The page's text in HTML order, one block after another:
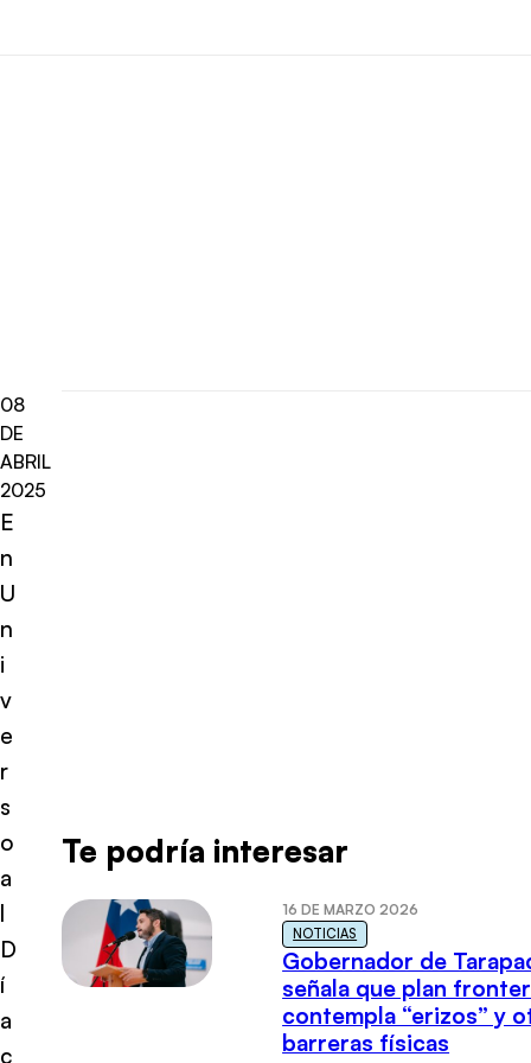
08
DE
ABRIL
2025
E
n
U
n
i
v
e
r
s
o
a
l
D
í
a
c
Te podría interesar
16 DE MARZO 2026
NOTICIAS
Gobernador de
señala que plan
contempla “erizos” y
barreras físicas